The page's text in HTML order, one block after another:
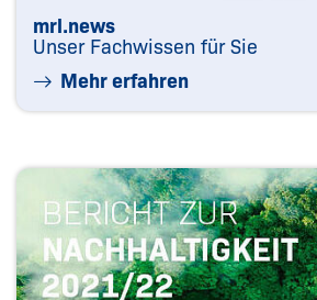
mrl.news
Unser Fachwissen für Sie
Mehr erfahren